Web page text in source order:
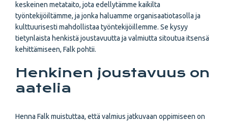
keskeinen metataito, jota edellytämme kaikilta
työntekijöiltämme, ja jonka haluamme organisaatiotasolla ja
kulttuurisesti mahdollistaa työntekijöillemme. Se kysyy
tietynlaista henkistä joustavuutta ja valmiutta sitoutua itsensä
kehittämiseen, Falk pohtii.
Henkinen joustavuus on
aatelia
Henna Falk muistuttaa, että valmius jatkuvaan oppimiseen on